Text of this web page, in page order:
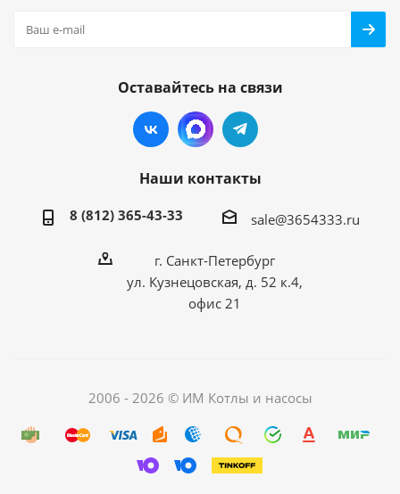
Оставайтесь на связи
Наши контакты
8 (812) 365-43-33 sale@3654333.ru
г. Санкт-Петербург
ул. Кузнецовская, д. 52 к.4,
офис 21
2006 - 2026 © ИМ Котлы и насосы